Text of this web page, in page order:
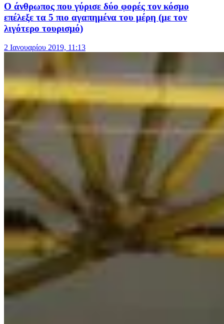
Ο άνθρωπος που γύρισε δύο φορές τον κόσμο
επέλεξε τα 5 πιο αγαπημένα του μέρη (με τον
λιγότερο τουρισμό)
2 Ιανουαρίου 2019, 11:13